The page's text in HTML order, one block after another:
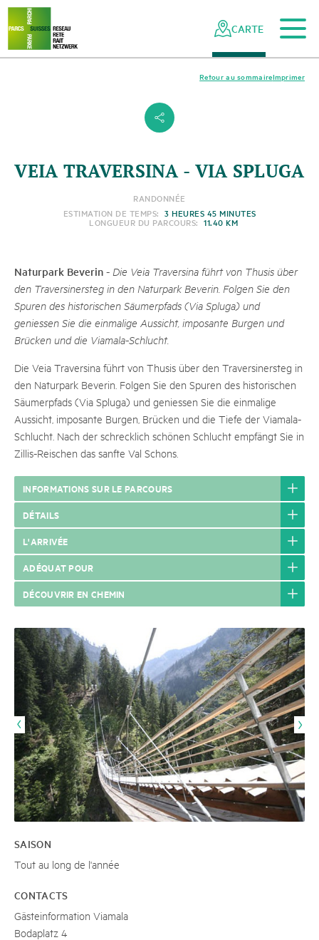
Naviguer
dans
réseau
Navigation
rapide
Vers le contenu principal
Vers la navigation mobile
Vers la recherche
Vers la zone des pieds
Vers le plan du site
CARTE
s
Imprimer
Retour au sommaire
VEIA TRAVERSINA - VIA SPLUGA
RANDONNÉE
ESTIMATION DE TEMPS: 3 HEURES 45 MINUTES
LONGUEUR DU PARCOURS: 11.40 KM
Naturpark Beverin - Die Veia Traversina führt von Thusis über
den Traversinersteg in den Naturpark Beverin. Folgen Sie den
Spuren des historischen Säumerpfads (Via Spluga) und
geniessen Sie die einmalige Aussicht, imposante Burgen und
Brücken und die Viamala-Schlucht.
Die Veia Traversina führt von Thusis über den Traversinersteg in
den Naturpark Beverin. Folgen Sie den Spuren des historischen
Säumerpfads (Via Spluga) und geniessen Sie die einmalige
Aussicht, imposante Burgen, Brücken und die Tiefe der Viamala-
Schlucht. Nach der schrecklich schönen Schlucht empfängt Sie in
Zillis-Reischen das sanfte Val Schons.
INFORMATIONS SUR LE PARCOURS
DÉTAILS
L'ARRIVÉE
ADÉQUAT POUR
DÉCOUVRIR EN CHEMIN
SAISON
Tout au long de l'année
CONTACTS
Gästeinformation Viamala
Bodaplatz 4